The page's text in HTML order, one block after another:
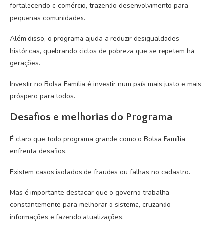
fortalecendo o comércio, trazendo desenvolvimento para
pequenas comunidades.
Além disso, o programa ajuda a reduzir desigualdades
históricas, quebrando ciclos de pobreza que se repetem há
gerações.
Investir no Bolsa Família é investir num país mais justo e mais
próspero para todos.
Desafios e melhorias do Programa
É claro que todo programa grande como o Bolsa Família
enfrenta desafios.
Existem casos isolados de fraudes ou falhas no cadastro.
Mas é importante destacar que o governo trabalha
constantemente para melhorar o sistema, cruzando
informações e fazendo atualizações.